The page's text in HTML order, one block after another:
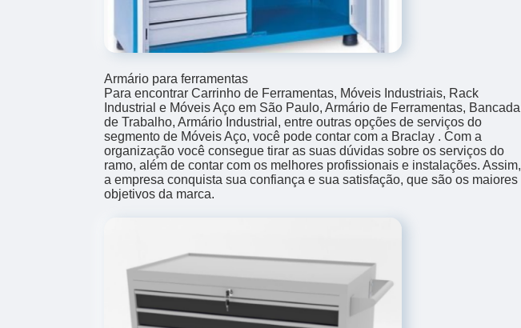
Armário para ferramentas
Para encontrar Carrinho de Ferramentas, Móveis Industriais, Rack
Industrial e Móveis Aço em São Paulo, Armário de Ferramentas, Bancada
de Trabalho, Armário Industrial, entre outras opções de serviços do
segmento de Móveis Aço, você pode contar com a Braclay . Com a
organização você consegue tirar as suas dúvidas sobre os serviços do
ramo, além de contar com os melhores profissionais e instalações. Assim,
a empresa conquista sua confiança e sua satisfação, que são os maiores
objetivos da marca.